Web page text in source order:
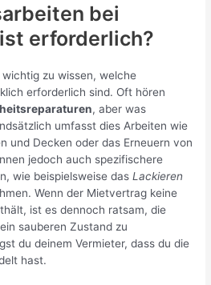
bei
erforderlich?
zu wissen, welche
erforderlich sind. Oft hören
, aber was
umfasst dies Arbeiten wie
und Decken oder das Erneuern von
jedoch auch spezifischere
wie beispielsweise dasLackieren
Wenn der Mietvertrag keine
ist es dennoch ratsam, die
sauberen Zustand zu
du deinem Vermieter, dass du die
hast.